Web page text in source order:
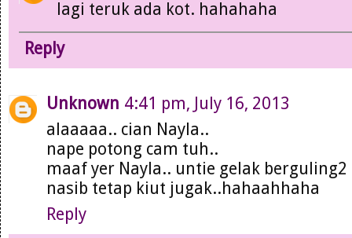
lagi teruk ada kot. hahahaha
Reply
Unknown 4:41 pm, July 16, 2013
alaaaaa.. cian Nayla..
nape potong cam tuh..
maaf yer Nayla.. untie gelak berguling2
nasib tetap kiut jugak..hahaahhaha
Reply